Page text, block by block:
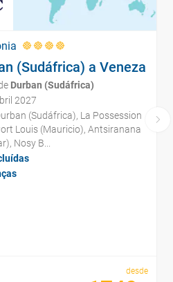
(Sudáfrica) a Veneza
Durban (Sudáfrica)
2027
(Sudáfrica), La Possession
Louis (Mauricio), Antsiranana
Nosy B...
desde